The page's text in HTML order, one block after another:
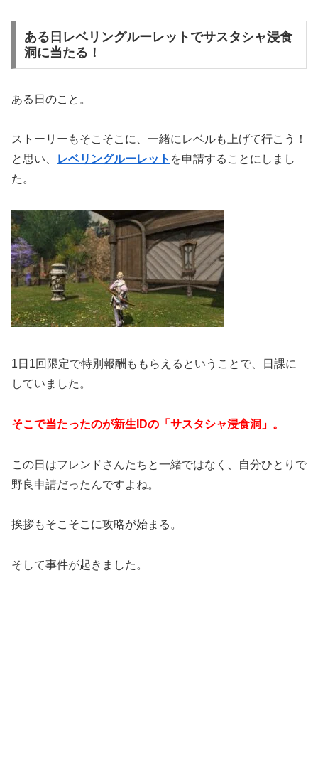
ある日レベリングルーレットでサスタシャ浸食
洞に当たる！
ある日のこと。
ストーリーもそこそこに、一緒にレベルも上げて行こう！
と思い、
レベリングルーレット を申請することにしまし
た。
1日1回限定で特別報酬ももらえるということで、日課に
していました。
そこで当たったのが新生IDの「サスタシャ浸食洞」。
この日はフレンドさんたちと一緒ではなく、自分ひとりで
野良申請だったんですよね。
挨拶もそこそこに攻略が始まる。
そして事件が起きました。